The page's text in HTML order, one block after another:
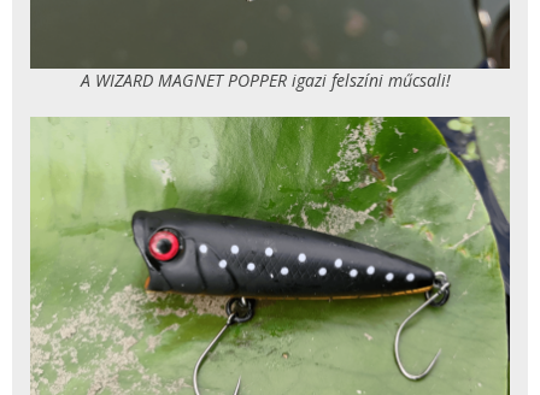
A WIZARD MAGNET POPPER igazi felszíni műcsali!